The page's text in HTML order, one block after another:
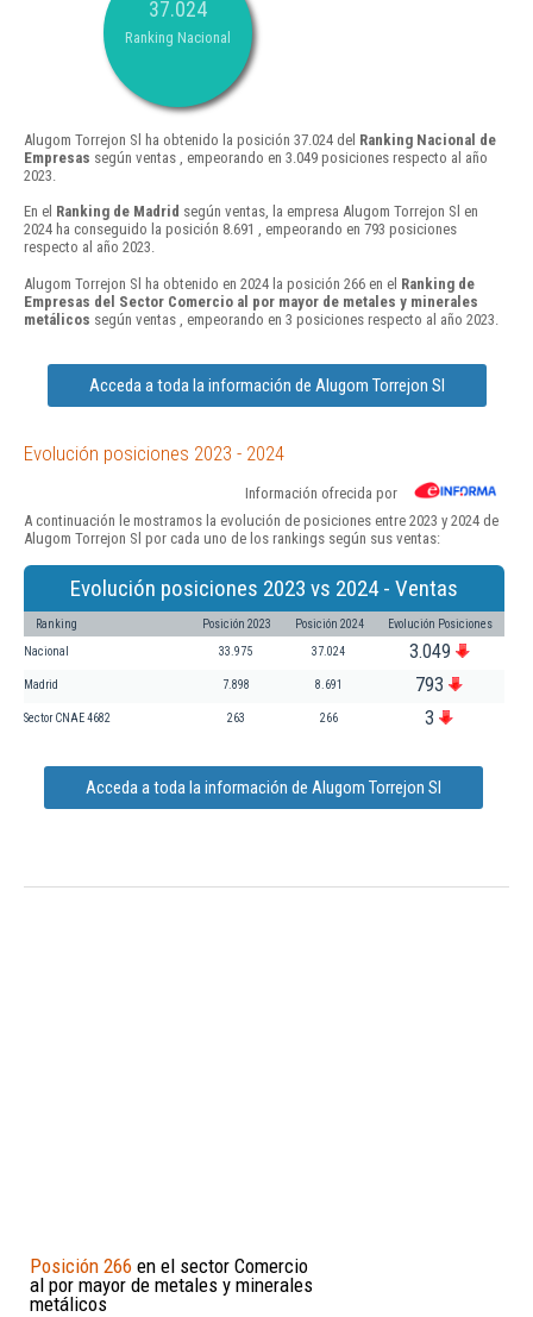
37.024
Ranking Nacional
Alugom Torrejon Sl ha obtenido la posición 37.024 del Ranking Nacional de
Empresas según ventas , empeorando en 3.049 posiciones respecto al año
2023.
En el Ranking de Madrid según ventas, la empresa Alugom Torrejon Sl en
2024 ha conseguido la posición 8.691 , empeorando en 793 posiciones
respecto al año 2023.
Alugom Torrejon Sl ha obtenido en 2024 la posición 266 en el Ranking de
Empresas del Sector Comercio al por mayor de metales y minerales
metálicos según ventas , empeorando en 3 posiciones respecto al año 2023.
Acceda a toda la información de Alugom Torrejon Sl
Evolución posiciones 2023 - 2024
Información ofrecida por
A continuación le mostramos la evolución de posiciones entre 2023 y 2024 de
Alugom Torrejon Sl por cada uno de los rankings según sus ventas:
Evolución posiciones 2023 vs 2024 - Ventas
Ranking Posición 2023 Posición 2024 Evolución Posiciones
Nacional 33.975 37.024 3.049
Madrid 7.898 8.691 793
Sector CNAE 4682 263 266 3
Acceda a toda la información de Alugom Torrejon Sl
Posición 266 en el sector Comercio
al por mayor de metales y minerales
metálicos